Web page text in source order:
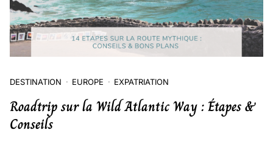
DESTINATION EUROPE EXPATRIATION
Roadtrip sur la Wild Atlantic Way : Étapes &
Conseils